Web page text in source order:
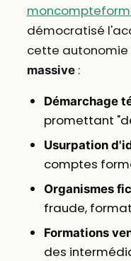
démocratisé
cette autonomie
massive:
Démarchage
promettant
Usurpation
comptes
Organismes
fraude,
Formations
des